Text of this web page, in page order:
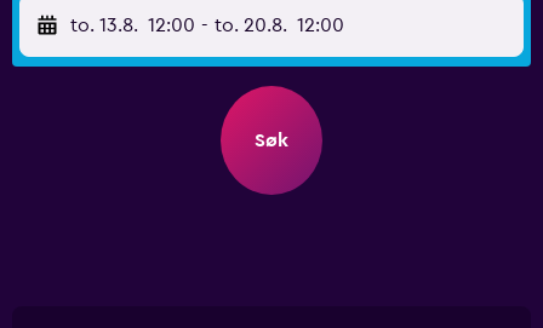
to. 13.8. 12:00 - to. 20.8. 12:00
Søk